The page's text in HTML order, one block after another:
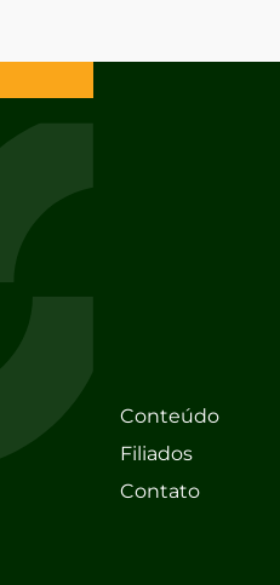
Conteúdo
Filiados
Contato